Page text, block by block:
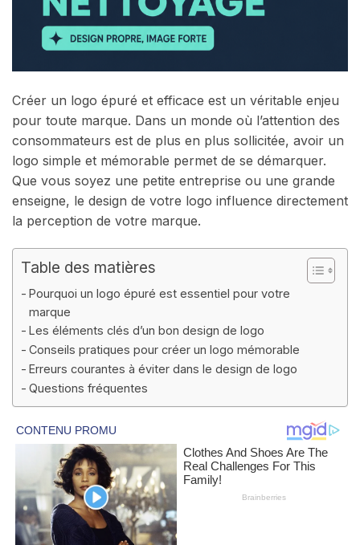
Créer un logo épuré et efficace est un véritable enjeu
pour toute marque. Dans un monde où l’attention des
consommateurs est de plus en plus sollicitée, avoir un
logo simple et mémorable permet de se démarquer.
Que vous soyez une petite entreprise ou une grande
enseigne, le design de votre logo influence directement
la perception de votre marque.
Table des matières
Pourquoi un logo épuré est essentiel pour votre
marque
Les éléments clés d’un bon design de logo
Conseils pratiques pour créer un logo mémorable
Erreurs courantes à éviter dans le design de logo
Questions fréquentes